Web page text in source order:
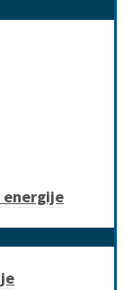
energije